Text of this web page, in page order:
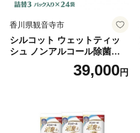
香川県観音寺市
シルコット ウェットティッ
シュ ノンアルコール除菌詰
替（43枚×3P）×24袋 日用品
おもちゃ 拭き取り 手拭き 外
39,000円